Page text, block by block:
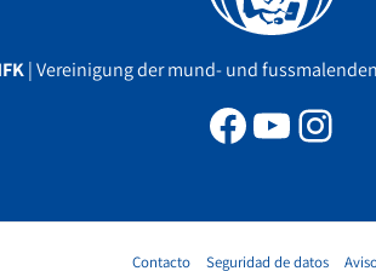
| Vereinigung der mund- und
Contacto Seguridad de datos